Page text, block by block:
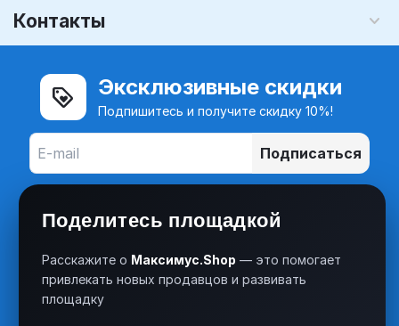
Контакты
Эксклюзивные скидки
Подпишитесь и получите скидку 10%!
Подписаться
Поделитесь площадкой
Расскажите о Максимус.Shop — это помогает
привлекать новых продавцов и развивать
площадку